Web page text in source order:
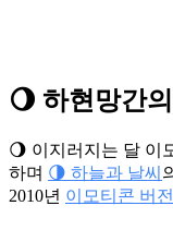
🌖 하현망간
🌖 이지러지는 달 이
하며 🌗 하늘과 날씨
2010년 이모티콘 버